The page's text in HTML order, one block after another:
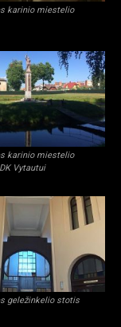
karinio miestelio
karinio miestelio
Vytautui
geležinkelio stotis